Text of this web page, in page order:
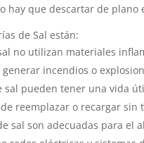
hay que descartar de plano
de Sal están:
no utilizan materiales
incendios o
pueden tener una vida
reemplazar o recargar sin
sal son adecuadas para el